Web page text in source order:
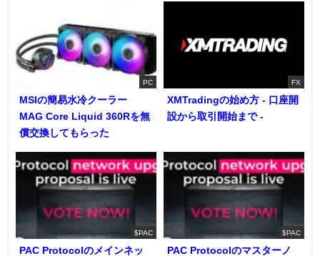
PC
MSIの簡易水冷クーラー
MAG Core Liquid 360Rを無
償交換してもらった
FX
XMTradingの始め方 - 口座開
設から取引開始まで -
$PAC
PAC Protocolのメインネッ
$PAC
PAC Protocolのマスターノ